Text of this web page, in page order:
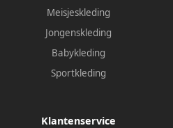
Meisjeskleding
Jongenskleding
Babykleding
Sportkleding
Klantenservice